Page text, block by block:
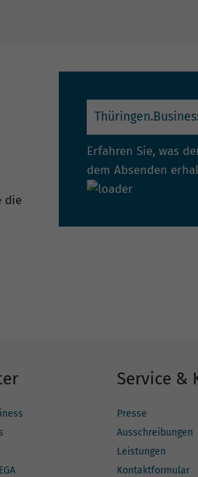
die
Erfahren Sie, was
dem Absenden
Service &
Presse
Ausschreibungen
Leistungen
Kontaktformular